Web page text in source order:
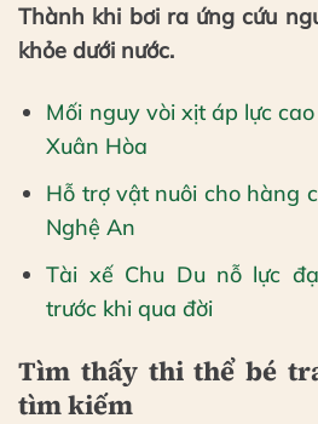
Thành khi bơi ra ứng cứu
khỏe dưới nước.
Mối nguy vòi xịt áp lực
Xuân Hòa
Hỗ trợ vật nuôi cho hàng
Nghệ An
Tài xế Chu Du nỗ lực
trước khi qua đời
Tìm thấy thi thể bé
tìm kiếm